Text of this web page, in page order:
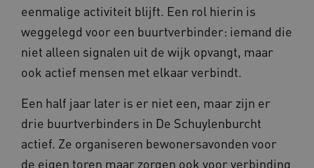
eenmalige activiteit blijft. Een rol hierin is
weggelegd voor een buurtverbinder: iemand die
niet alleen signalen uit de wijk opvangt, maar
ook actief mensen met elkaar verbindt.
Een half jaar later is er niet een, maar zijn er
drie buurtverbinders in De Schuylenburcht
actief. Ze organiseren bewonersavonden voor
de eigen toren maar zorgen ook voor verbinding